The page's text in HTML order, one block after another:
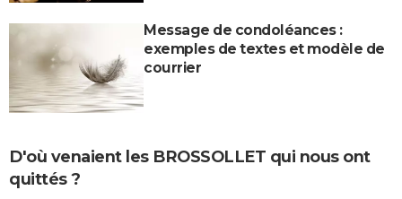
Message de condoléances :
exemples de textes et modèle de
courrier
D'où venaient les BROSSOLLET qui nous ont
quittés ?